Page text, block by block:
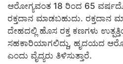
ಆರೋಗ್ಯವಂತ 18 ರಿಂದ 65
ರಕ್ತದಾನ ಮಾಡಬಹುದು. ರಕ್ತದಾನ
ದೇಹದಲ್ಲಿ ಹೊಸ ರಕ್ತ ಕಣಗಳು
ಸಹಕಾರಿಯಾಗಲಿದ್ದು, ಹೃದಯದ
ಎಂದು ವೈದ್ಯರು ತಿಳಿಸುತ್ತಾರೆ.